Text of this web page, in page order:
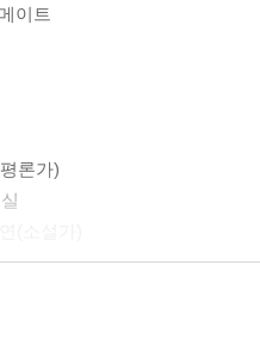
이트
론가)